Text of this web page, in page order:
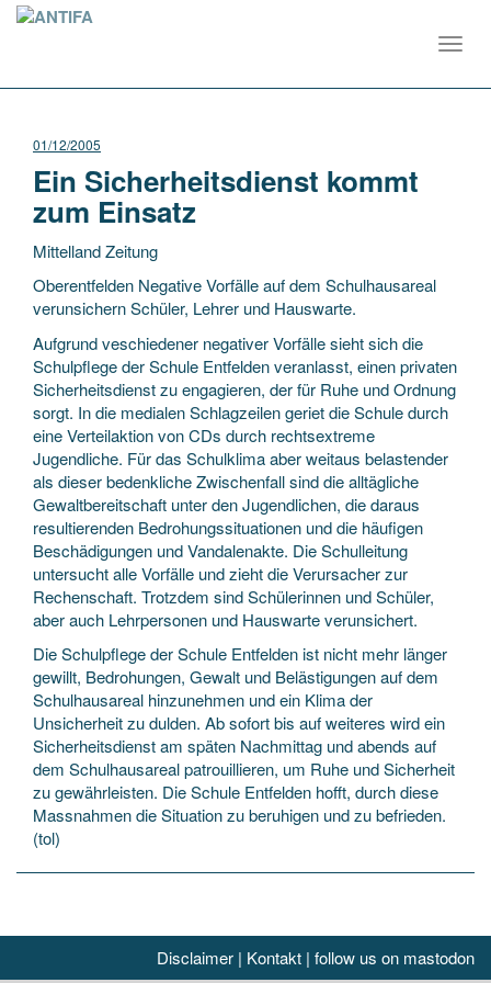
01/12/2005
Ein Sicherheitsdienst kommt
zum Einsatz
Mittelland Zeitung
Oberentfelden Negative Vorfälle auf dem Schulhausareal
verunsichern Schüler, Lehrer und Hauswarte.
Aufgrund veschiedener negativer Vorfälle sieht sich die
Schulpflege der Schule Entfelden veranlasst, einen privaten
Sicherheitsdienst zu engagieren, der für Ruhe und Ordnung
sorgt. In die medialen Schlagzeilen geriet die Schule durch
eine Verteilaktion von CDs durch rechtsextreme
Jugendliche. Für das Schulklima aber weitaus belastender
als dieser bedenkliche Zwischenfall sind die alltägliche
Gewaltbereitschaft unter den Jugendlichen, die daraus
resultierenden Bedrohungssituationen und die häufigen
Beschädigungen und Vandalenakte. Die Schulleitung
untersucht alle Vorfälle und zieht die Verursacher zur
Rechenschaft. Trotzdem sind Schülerinnen und Schüler,
aber auch Lehrpersonen und Hauswarte verunsichert.
Die Schulpflege der Schule Entfelden ist nicht mehr länger
gewillt, Bedrohungen, Gewalt und Belästigungen auf dem
Schulhausareal hinzunehmen und ein Klima der
Unsicherheit zu dulden. Ab sofort bis auf weiteres wird ein
Sicherheitsdienst am späten Nachmittag und abends auf
dem Schulhausareal patrouillieren, um Ruhe und Sicherheit
zu gewährleisten. Die Schule Entfelden hofft, durch diese
Massnahmen die Situation zu beruhigen und zu befrieden.
(tol)
Disclaimer | Kontakt | follow us on mastodon